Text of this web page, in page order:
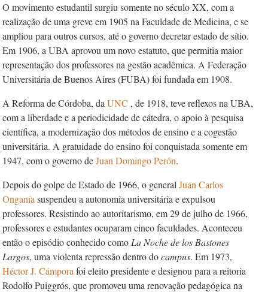
O movimento estudantil surgiu somente no século XX, com a
realização de uma greve em 1905 na Faculdade de Medicina, e se
ampliou para outros cursos, até o governo decretar estado de sítio.
Em 1906, a UBA aprovou um novo estatuto, que permitia maior
representação dos professores na gestão acadêmica. A Federação
Universitária de Buenos Aires (FUBA) foi fundada em 1908.
A Reforma de Córdoba, da UNC , de 1918, teve reflexos na UBA,
com a liberdade e a periodicidade de cátedra, o apoio à pesquisa
científica, a modernização dos métodos de ensino e a cogestão
universitária. A gratuidade do ensino foi conquistada somente em
1947, com o governo deJuan Domingo Perón.
Depois do golpe de Estado de 1966, o general Juan Carlos
Onganía suspendeu a autonomia universitária e expulsou
professores. Resistindo ao autoritarismo, em 29 de julho de 1966,
professores e estudantes ocuparam cinco faculdades. Aconteceu
então o episódio conhecido como La Noche de los Bastones
Largos, uma violenta repressão dentro docampus. Em 1973,
Héctor J. Cámpora foi eleito presidente e designou para a reitoria
Rodolfo Puiggrós, que promoveu uma renovação pedagógica na